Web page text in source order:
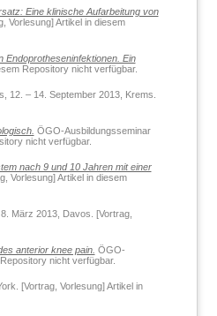
Eine klinische Aufarbeitung von
Vorlesung] Artikel in diesem
Endoprotheseninfektionen. Ein
Repository nicht verfügbar.
12. – 14. September 2013, Krems.
ÖGO-Ausbildungsseminar
nicht verfügbar.
nach 9 und 10 Jahren mit einer
Vorlesung] Artikel in diesem
März 2013, Davos. [Vortrag,
anterior knee pain. ÖGO-
nicht verfügbar.
[Vortrag, Vorlesung] Artikel in